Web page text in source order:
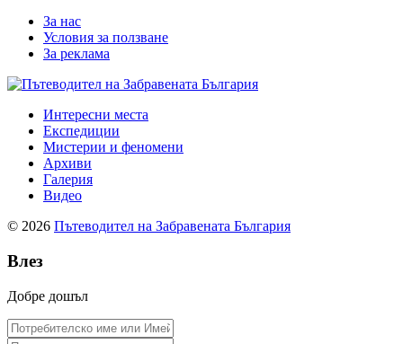
За нас
Условия за ползване
За реклама
Интересни места
Експедиции
Мистерии и феномени
Архиви
Галерия
Видео
© 2026 Пътеводител на Забравената България
Влез
Добре дошъл